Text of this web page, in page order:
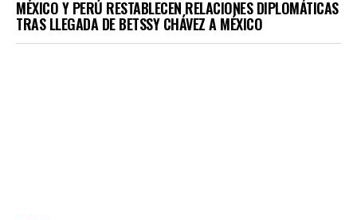
MÉXICO Y PERÚ RESTABLECEN RELACIONES DIPLOMÁTICAS
TRAS LLEGADA DE BETSSY CHÁVEZ A MÉXICO